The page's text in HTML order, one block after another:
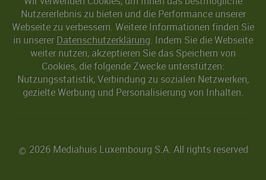
Nutzererlebnis zu bieten und die Performance unserer
Webseite zu verbessern. Weitere Informationen finden Sie
in unserer Datenschutzerklärung. Indem Sie die Webseite
weiter nutzen, akzeptieren Sie das Speichern von
Cookies, die folgende Zwecke unterstützen:
Nutzungsstatistik, Verbindung zu sozialen Netzwerken,
gezielte Werbung und Personalisierung von Inhalten.
© 2026 Mediahuis Luxembourg S.A. All rights reserved